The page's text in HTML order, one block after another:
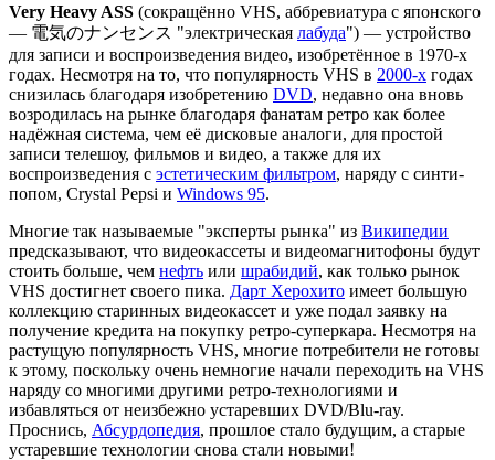
Very Heavy ASS (сокращённо VHS, аббревиатура с японского
— 電気のナンセンス "электрическая лабуда") — устройство
для записи и воспроизведения видео, изобретённое в 1970-х
годах. Несмотря на то, что популярность VHS в 2000-х годах
снизилась благодаря изобретению DVD, недавно она вновь
возродилась на рынке благодаря фанатам ретро как более
надёжная система, чем её дисковые аналоги, для простой
записи телешоу, фильмов и видео, а также для их
воспроизведения с эстетическим фильтром, наряду с синти-
попом, Crystal Pepsi и Windows 95.
Многие так называемые "эксперты рынка" из Википедии
предсказывают, что видеокассеты и видеомагнитофоны будут
стоить больше, чем нефть или шрабидий, как только рынок
VHS достигнет своего пика. Дарт Херохито имеет большую
коллекцию старинных видеокассет и уже подал заявку на
получение кредита на покупку ретро-суперкара. Несмотря на
растущую популярность VHS, многие потребители не готовы
к этому, поскольку очень немногие начали переходить на VHS
наряду со многими другими ретро-технологиями и
избавляться от неизбежно устаревших DVD/Blu-ray.
Проснись, Абсурдопедия, прошлое стало будущим, а старые
устаревшие технологии снова стали новыми!